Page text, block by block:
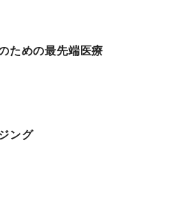
ための最先端医療
ング